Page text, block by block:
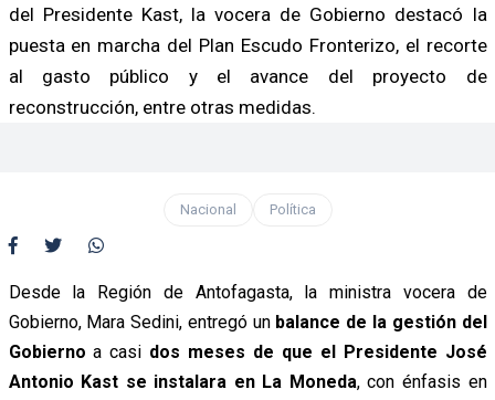
del Presidente Kast, la vocera de Gobierno destacó la
puesta en marcha del Plan Escudo Fronterizo, el recorte
al gasto público y el avance del proyecto de
reconstrucción, entre otras medidas.
Nacional Política
Desde la Región de Antofagasta, la ministra vocera de
Gobierno, Mara Sedini, entregó un balance de la gestión del
Gobierno a casi dos meses de que el Presidente José
Antonio Kast se instalara en La Moneda, con énfasis en